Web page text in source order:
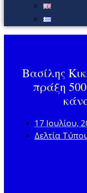
Βασίλης
πράξη
17 Ιουλίου,
Δελτία